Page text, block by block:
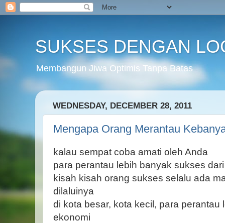
SUKSES DENGAN
Membangun Jiwa Optimis Tanpa Batas
WEDNESDAY, DECEMBER 28, 2011
Mengapa Orang Merantau
kalau sempat coba amati oleh Anda
para perantau lebih banyak sukses
kisah kisah orang sukses selalu ada
dilaluinya
di kota besar, kota kecil, para
ekonomi